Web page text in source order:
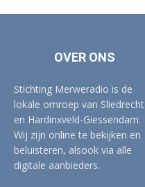
OVER ONS
Stichting Merweradio is de
lokale omroep van Sliedrecht
en Hardinxveld-Giessendam.
Wij zijn online te bekijken en
beluisteren, alsook via alle
digitale aanbieders.